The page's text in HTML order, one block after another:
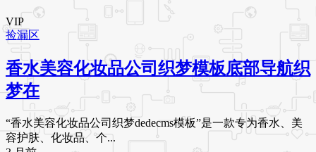
VIP
捡漏区
香水美容化妆品公司织梦模板底部导航织
梦在
“香水美容化妆品公司织梦dedecms模板”是一款专为香水、美
容护肤、化妆品、个...